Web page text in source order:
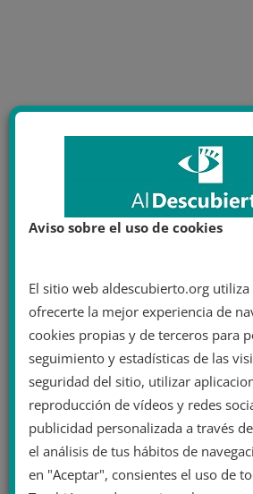
Aviso sobre el uso de cookies
El sitio web aldescubierto.org utiliza
ofrecerte la mejor experiencia de
cookies propias y de terceros para
seguimiento y estadísticas de las
seguridad del sitio, utilizar
reproducción de vídeos y redes
publicidad personalizada a través
el análisis de tus hábitos de
en "Aceptar", consientes el uso de